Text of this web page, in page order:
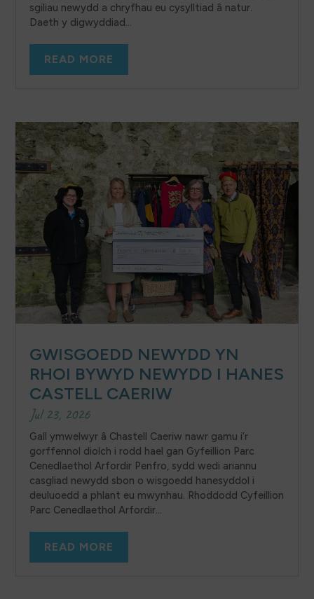
sgiliau newydd a chryfhau eu cysylltiad â natur.
Daeth y digwyddiad...
READ MORE
GWISGOEDD NEWYDD YN
RHOI BYWYD NEWYDD I HANES
CASTELL CAERIW
Jul 23, 2026
Gall ymwelwyr â Chastell Caeriw nawr gamu i’r
gorffennol diolch i rodd hael gan Gyfeillion Parc
Cenedlaethol Arfordir Penfro, sydd wedi ariannu
casgliad newydd sbon o wisgoedd hanesyddol i
deuluoedd a phlant eu mwynhau. Rhoddodd Cyfeillion
Parc Cenedlaethol Arfordir...
READ MORE